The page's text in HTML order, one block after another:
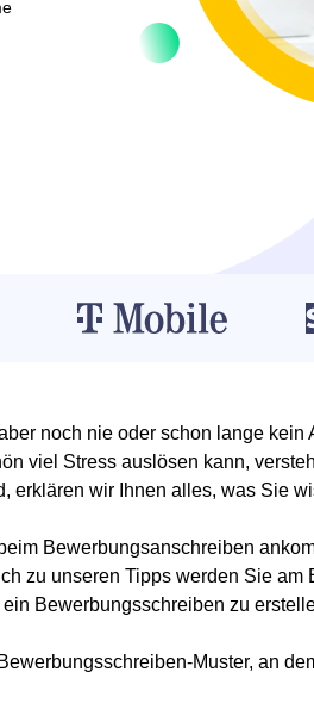
noch nie oder schon lange kein
viel Stress auslösen kann,
erklären wir Ihnen alles, was Sie
Bewerbungsanschreiben
zu unseren Tipps werden Sie am
Bewerbungsschreiben zu
Muster, an